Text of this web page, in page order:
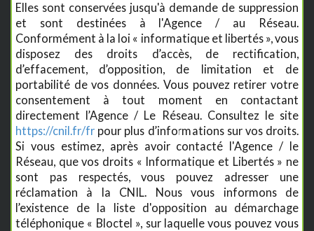
Elles sont conservées jusqu'à demande de suppression
et sont destinées à l'Agence / au Réseau.
Conformément à la loi « informatique et libertés », vous
disposez des droits d’accès, de rectification,
d’effacement, d’opposition, de limitation et de
portabilité de vos données. Vous pouvez retirer votre
consentement à tout moment en contactant
directement l’Agence / Le Réseau. Consultez le site
https://cnil.fr/fr pour plus d’informations sur vos droits.
Si vous estimez, après avoir contacté l'Agence / le
Réseau, que vos droits « Informatique et Libertés » ne
sont pas respectés, vous pouvez adresser une
réclamation à la CNIL. Nous vous informons de
l’existence de la liste d'opposition au démarchage
téléphonique « Bloctel », sur laquelle vous pouvez vous